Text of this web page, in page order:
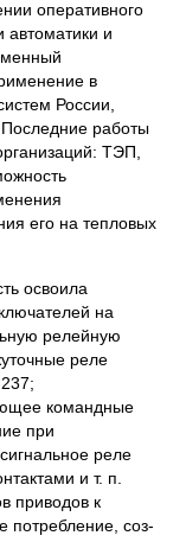
оперативного
автоматики и
в
России,
работы
ТЭП,
его нa тепловых
освоила
на
релейную
реле
команд­ные
при
реле
и т. п.
приводов к
соз­